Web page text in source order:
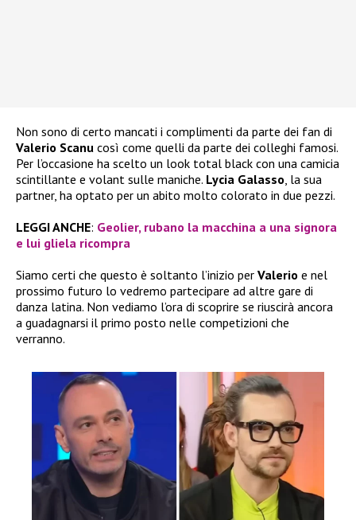
Non sono di certo mancati i complimenti da parte dei fan di
Valerio Scanu così come quelli da parte dei colleghi famosi.
Per l’occasione ha scelto un look total black con una camicia
scintillante e volant sulle maniche. Lycia Galasso, la sua
partner, ha optato per un abito molto colorato in due pezzi.
LEGGI ANCHE: Geolier, rubano la macchina a una signora
e lui gliela ricompra
Siamo certi che questo è soltanto l’inizio per Valerio e nel
prossimo futuro lo vedremo partecipare ad altre gare di
danza latina. Non vediamo l’ora di scoprire se riuscirà ancora
a guadagnarsi il primo posto nelle competizioni che
verranno.